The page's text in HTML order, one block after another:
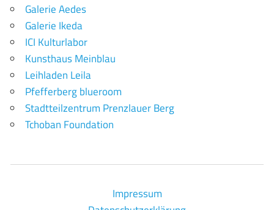
Galerie Aedes
Galerie Ikeda
ICI Kulturlabor
Kunsthaus Meinblau
Leihladen Leila
Pfefferberg blueroom
Stadtteilzentrum Prenzlauer Berg
Tchoban Foundation
Impressum